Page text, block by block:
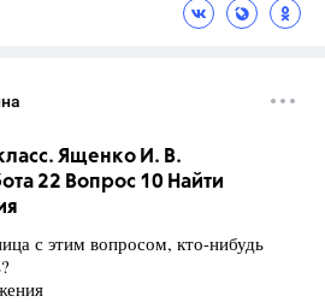
Ященко И. В.
22 Вопрос 10 Найти
с этим вопросом, кто-нибудь